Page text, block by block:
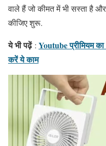
वाले हैं जो कीमत में भी सस्ता है
कीजिए शुरू.
ये भी पढ़ें : Youtube प्रीमियम
करें ये काम